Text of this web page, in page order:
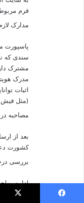
فرم مربوط
مدارک
پاسپورت
سندی که
مشترک
مدرک
اثبات
(مثل فیش
مصاحبه
بعد از
کشورت
بررسی
اداره